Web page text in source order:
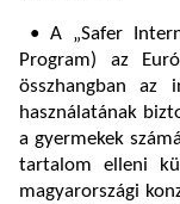
• A „Safer
Program) az
összhangban az
használatának
a gyermekek
tartalom elleni
magyarországi